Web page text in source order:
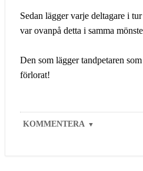
Sedan lägger varje deltagare i
var ovanpå detta i samma
Den som lägger tandpetaren
förlorat!
KOMMENTERA ▼